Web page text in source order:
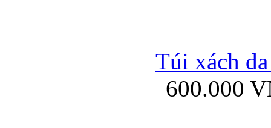
Bao da iPhone 5
Túi xách
600.000